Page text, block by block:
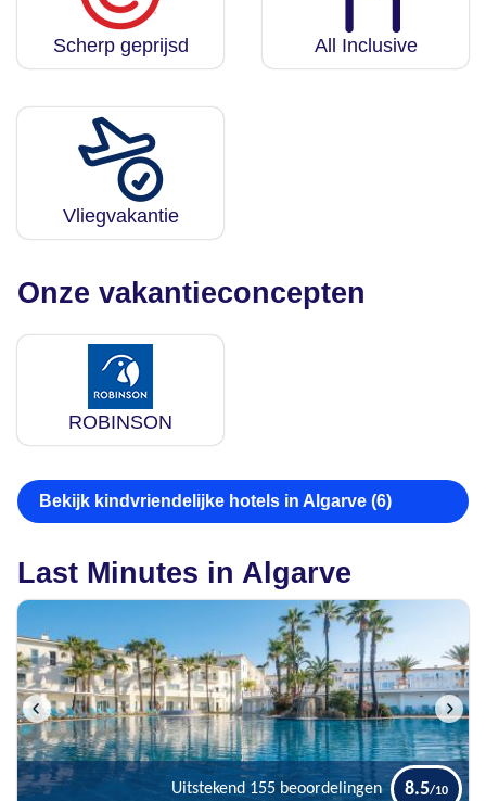
Scherp geprijsd All Inclusive
Vliegvakantie
Onze vakantieconcepten
ROBINSON
Bekijk kindvriendelijke hotels in Algarve (6)
Last Minutes in Algarve
Uitstekend 155 beoordelingen 8.5